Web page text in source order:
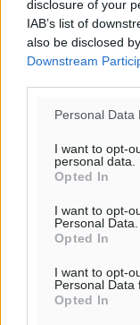
disclosure of your
IAB’s list of
also be disclosed
Downstream
Personal Data
I want to opt-
personal data.
Opted In
I want to opt-
Personal Data.
Opted In
I want to opt-
Personal Data
Opted In
αίθριος καιρός
39%
16km/h
Β-ΒΔ
26°
πρόγνωση: